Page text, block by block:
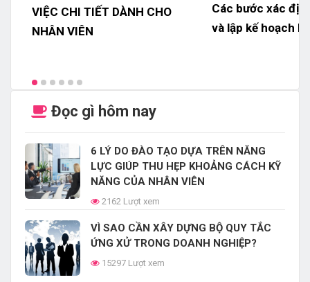
VIỆC CHI TIẾT DÀNH CHO
NHÂN VIÊN
Các bước xác
và lập kế hoạch
Đọc gì hôm nay
6 LÝ DO ĐÀO TẠO DỰA TRÊN NĂNG
LỰC GIÚP THU HẸP KHOẢNG CÁCH KỸ
NĂNG CỦA NHÂN VIÊN
2162 Lượt xem
VÌ SAO CẦN XÂY DỰNG BỘ QUY TẮC
ỨNG XỬ TRONG DOANH NGHIỆP?
15297 Lượt xem